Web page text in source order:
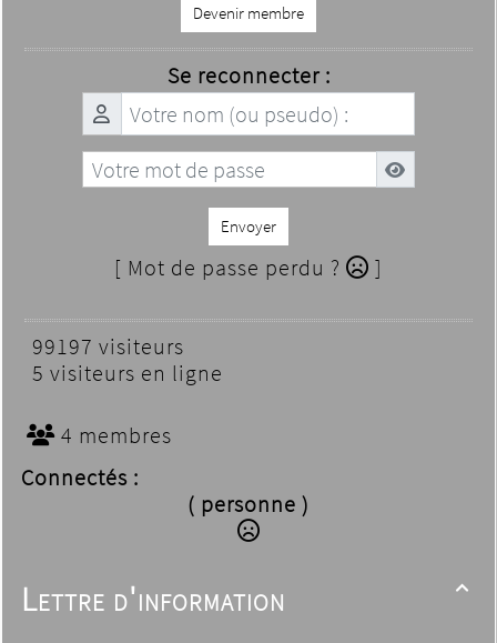
Devenir membre
Se reconnecter :
Envoyer
[ Mot de passe perdu ? ]
99197 visiteurs
5 visiteurs en ligne
4 membres
Connectés :
( personne )

Lettre d'information